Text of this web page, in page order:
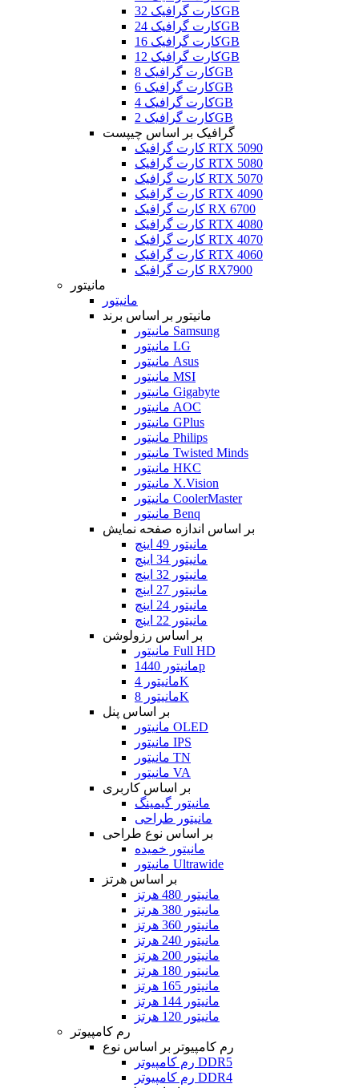
کارت گرافیک 32GB
کارت گرافیک 24GB
کارت گرافیک 16GB
کارت گرافیک 12GB
کارت گرافیک 8GB
کارت گرافیک 6GB
کارت گرافیک 4GB
کارت گرافیک 2GB
گرافیک بر اساس چیپست
کارت گرافیک RTX 5090
کارت گرافیک RTX 5080
کارت گرافیک RTX 5070
کارت گرافیک RTX 4090
کارت گرافیک RX 6700
کارت گرافیک RTX 4080
کارت گرافیک RTX 4070
کارت گرافیک RTX 4060
کارت گرافیک RX7900
مانیتور
مانیتور
مانیتور بر اساس برند
مانیتور Samsung
مانیتور LG
مانیتور Asus
مانیتور MSI
مانیتور Gigabyte
مانیتور AOC
مانیتور GPlus
مانیتور Philips
مانیتور Twisted Minds
مانیتور HKC
مانیتور X.Vision
مانیتور CoolerMaster
مانیتور Benq
بر اساس اندازه صفحه نمایش
مانیتور 49 اینچ
مانیتور 34 اینچ
مانیتور 32 اینچ
مانیتور 27 اینچ
مانیتور 24 اینچ
مانیتور 22 اینچ
بر اساس رزولوشن
مانیتور Full HD
مانیتور 1440p
مانیتور 4K
مانیتور 8K
بر اساس پنل
مانیتور OLED
مانیتور IPS
مانیتور TN
مانیتور VA
بر اساس کاربری
مانیتور گیمینگ
مانیتور طراحی
بر اساس نوع طراحی
مانیتور خمیده
مانیتور Ultrawide
بر اساس هرتز
مانیتور 480 هرتز
مانیتور 380 هرتز
مانیتور 360 هرتز
مانیتور 240 هرتز
مانیتور 200 هرتز
مانیتور 180 هرتز
مانیتور 165 هرتز
مانیتور 144 هرتز
مانیتور 120 هرتز
رم کامپیوتر
رم کامپیوتر بر اساس نوع
رم کامپیوتر DDR5
رم کامپیوتر DDR4